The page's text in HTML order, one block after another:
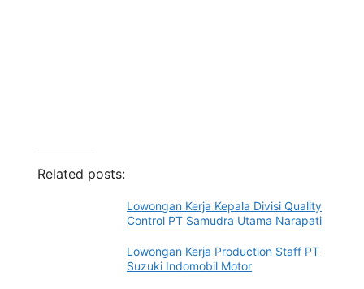
Related posts:
Lowongan Kerja Kepala Divisi Quality
Control PT Samudra Utama Narapati
Lowongan Kerja Production Staff PT
Suzuki Indomobil Motor